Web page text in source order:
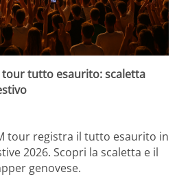
tour tutto esaurito: scaletta
tour registra il tutto esaurito in
2026. Scopri la scaletta e il
genovese.